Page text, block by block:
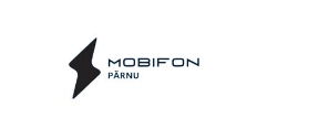
navigeerimisele